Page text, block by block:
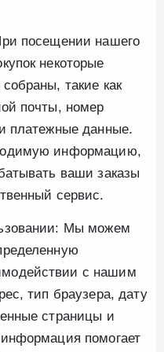
посещении нашего
некоторые
такие как
почты, номер
платежные данные.
информацию,
ваши заказы
сервис.
Мы можем
с нашим
тип браузера, дату
страницы и
помогает